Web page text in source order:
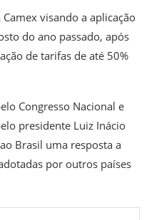
visando a aplicação
do ano passado, após
de tarifas de até 50%
Congresso Nacional e
presidente Luiz Inácio
Brasil uma resposta a
por outros países